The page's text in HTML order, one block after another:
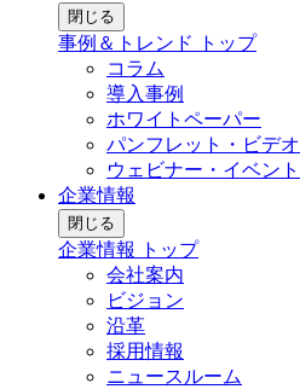
閉じる
事例＆トレンド トップ
コラム
導入事例
ホワイトペーパー
パンフレット・ビデオ
ウェビナー・イベント
企業情報
閉じる
企業情報 トップ
会社案内
ビジョン
沿革
採用情報
ニュースルーム